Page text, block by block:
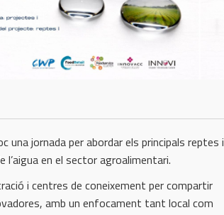
una jornada per abordar els principals reptes i
en el sector agroalimentari.
i centres de coneixement per compartir
amb un enfocament tant local com